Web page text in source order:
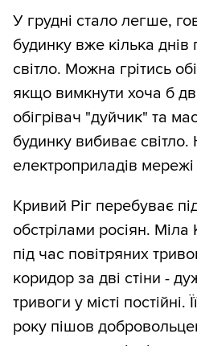
У грудні стало легше,
будинку вже кілька
світло. Можна грітись
якщо вимкнути хоча б
обігрівач "дуйчик" та
будинку вибиває світло.
електроприладів
Кривий Ріг перебуває
обстрілами росіян.
під час повітряних
коридор за дві стіни -
тривоги у місті постійні.
року пішов